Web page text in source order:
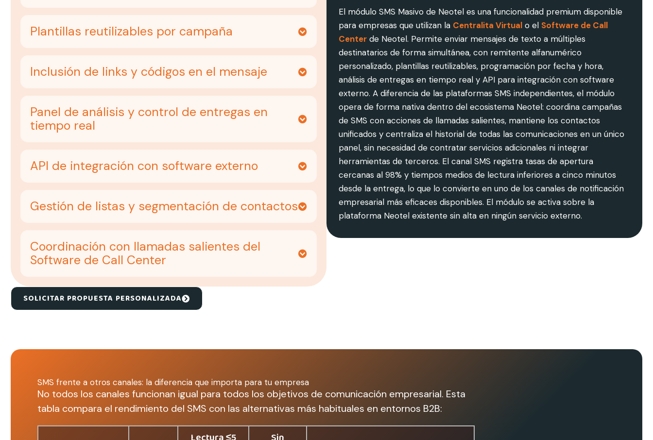
Plantillas reutilizables por campaña
Inclusión de links y códigos en el mensaje
Panel de análisis y control de entregas en
tiempo real
API de integración con software externo
Gestión de listas y segmentación de contactos
Coordinación con llamadas salientes del
Software de Call Center
SOLICITAR PROPUESTA PERSONALIZADA
El módulo SMS Masivo de Neotel es una funcionalidad premium disponible
para empresas que utilizan la Centralita Virtual o el Software de Call
Center de Neotel. Permite enviar mensajes de texto a múltiples
destinatarios de forma simultánea, con remitente alfanumérico
personalizado, plantillas reutilizables, programación por fecha y hora,
análisis de entregas en tiempo real y API para integración con software
externo. A diferencia de las plataformas SMS independientes, el módulo
opera de forma nativa dentro del ecosistema Neotel: coordina campañas
de SMS con acciones de llamadas salientes, mantiene los contactos
unificados y centraliza el historial de todas las comunicaciones en un único
panel, sin necesidad de contratar servicios adicionales ni integrar
herramientas de terceros. El canal SMS registra tasas de apertura
cercanas al 98% y tiempos medios de lectura inferiores a cinco minutos
desde la entrega, lo que lo convierte en uno de los canales de notificación
empresarial más eficaces disponibles. El módulo se activa sobre la
plataforma Neotel existente sin alta en ningún servicio externo.
SMS frente a otros canales: la diferencia que importa para tu empresa
No todos los canales funcionan igual para todos los objetivos de comunicación empresarial. Esta
tabla compara el rendimiento del SMS con las alternativas más habituales en entornos B2B: